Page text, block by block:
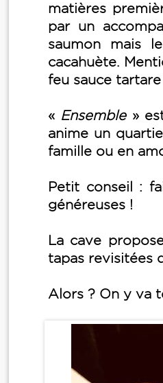
matières
par un
saumon mais
cacahuète.
feu sauce
« Ensemble»
anime un
famille ou en
Petit conseil :
généreuses !
La cave
tapas revisitées
Alors ? On y va